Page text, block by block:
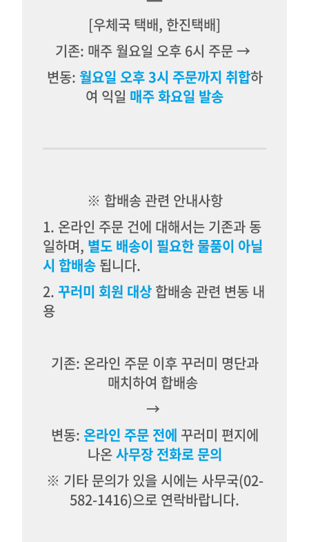
[우체국 택배, 한진택배]
기존: 매주 월요일 오후 6시 주문 →
변동: 월요일 오후 3시 주문까지 취합하
여 익일 매주 화요일 발송
※ 합배송 관련 안내사항
1. 온라인 주문 건에 대해서는 기존과 동
일하며, 별도 배송이 필요한 물품이 아닐
시 합배송 됩니다.
2. 꾸러미 회원 대상 합배송 관련 변동 내
용
기존: 온라인 주문 이후 꾸러미 명단과
매치하여 합배송
→
변동: 온라인 주문 전에 꾸러미 편지에
나온사무장 전화로 문의
※ 기타 문의가 있을 시에는 사무국(02-
582-1416)으로 연락바랍니다.